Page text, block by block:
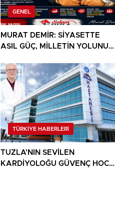
GENEL
MURAT DEMİR: SİYASETTE
ASIL GÜÇ, MİLLETİN YOLUNU
TÜRKİYE HABERLERİ
TUZLA’NIN SEVİLEN
KARDİYOLOĞU GÜVENÇ HOCA